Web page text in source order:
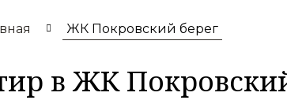
ЖК Покровский берег
в ЖК